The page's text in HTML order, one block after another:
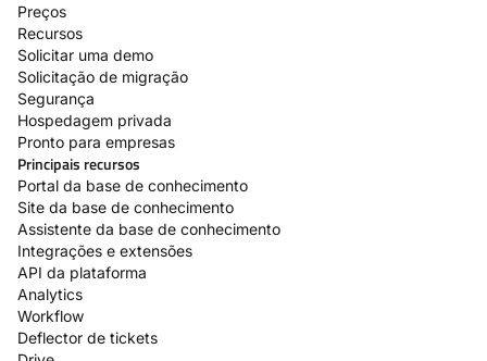
Preços
Recursos
Solicitar uma demo
Solicitação de migração
Segurança
Hospedagem privada
Pronto para empresas
Principais recursos
Portal da base de conhecimento
Site da base de conhecimento
Assistente da base de conhecimento
Integrações e extensões
API da plataforma
Analytics
Workflow
Deflector de tickets